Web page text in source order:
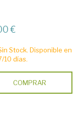
€
Stock. Disponible en
10 días.
COMPRAR